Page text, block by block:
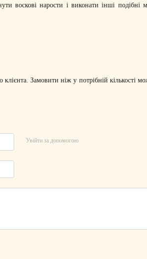
воскові нарости і виконати інші
Замовити ніж у потрібній кількості
Увійти за допомогою